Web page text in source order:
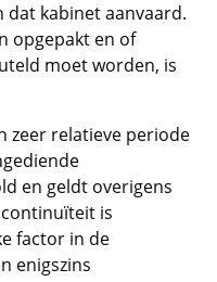
dat kabinet aanvaard.
opgepakt en of
moet worden, is
zeer relatieve periode
en geldt overigens
is
factor in de
enigszins